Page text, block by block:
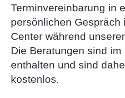
Terminvereinbarung in
persönlichen Gespräch
Center während
Die Beratungen sind
enthalten und sind
kostenlos.